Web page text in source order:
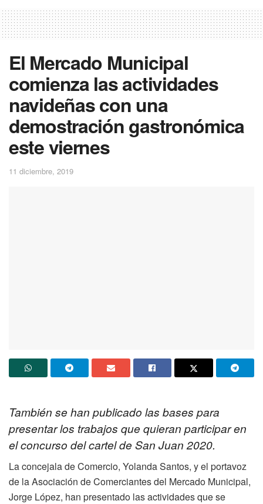
El Mercado Municipal
comienza las actividades
navideñas con una
demostración gastronómica
este viernes
11 diciembre, 2019
También se han publicado las bases para
presentar los trabajos que quieran participar en
el concurso del cartel de San Juan 2020.
La concejala de Comercio, Yolanda Santos, y el portavoz
de la Asociación de Comerciantes del Mercado Municipal,
Jorge López, han presentado las actividades que se